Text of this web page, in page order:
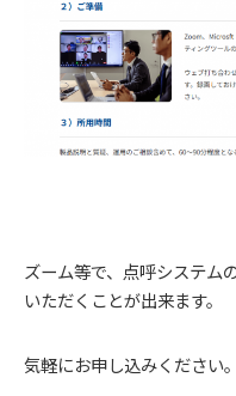
ズーム等で、点呼システム
いただくことが出来ます。
気軽にお申し込みください。